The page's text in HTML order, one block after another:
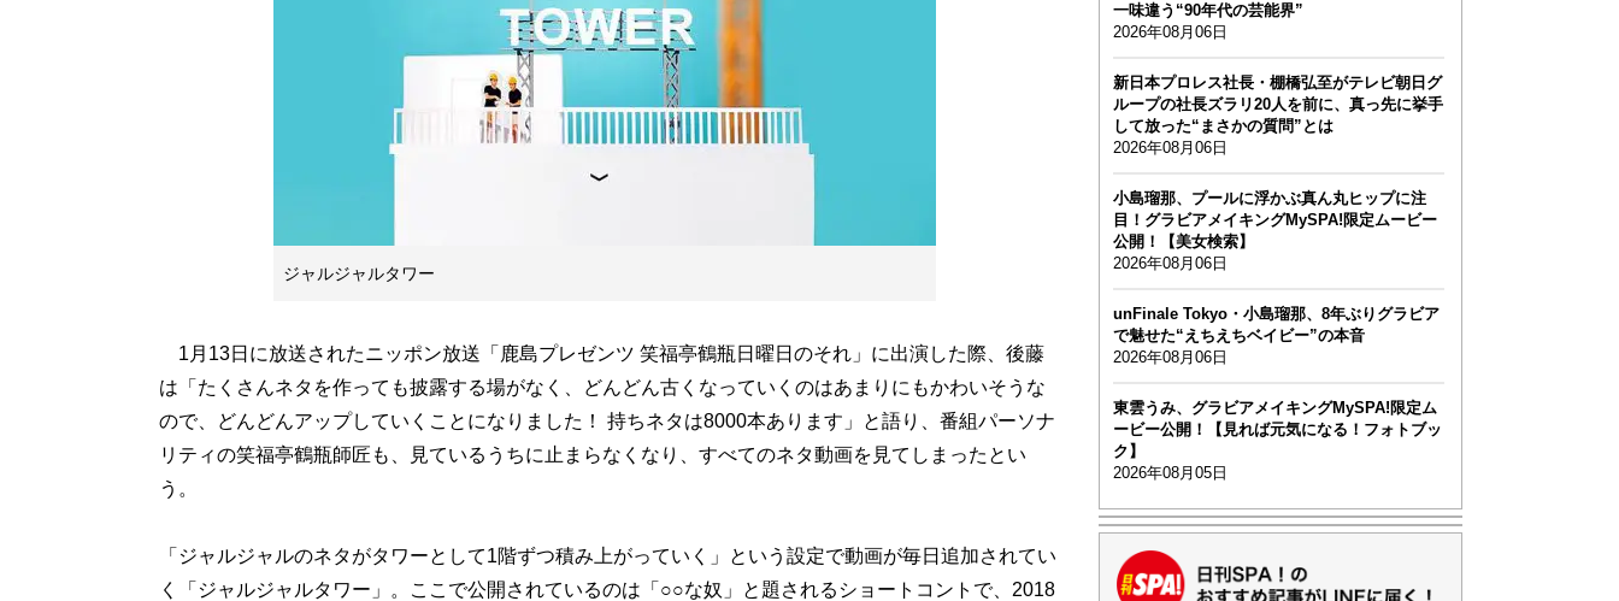
ジャルジャルタワー
1月13日に放送されたニッポン放送「鹿島プレゼンツ 笑福亭鶴瓶日曜日のそれ」に出演した際、後藤
は「たくさんネタを作っても披露する場がなく、どんどん古くなっていくのはあまりにもかわいそうな
ので、どんどんアップしていくことになりました！ 持ちネタは8000本あります」と語り、番組パーソナ
リティの笑福亭鶴瓶師匠も、見ているうちに止まらなくなり、すべてのネタ動画を見てしまったとい
う。
「ジャルジャルのネタがタワーとして1階ずつ積み上がっていく」という設定で動画が毎日追加されてい
く「ジャルジャルタワー」。ここで公開されているのは「○○な奴」と題されるショートコントで、2018
一味違う“90年代の芸能界”
2026年08月06日
新日本プロレス社長・棚橋弘至がテレビ朝日グ
ループの社長ズラリ20人を前に、真っ先に挙手
して放った“まさかの質問”とは
2026年08月06日
小島瑠那、プールに浮かぶ真ん丸ヒップに注
目！グラビアメイキングMySPA!限定ムービー
公開！【美女検索】
2026年08月06日
unFinale Tokyo・小島瑠那、8年ぶりグラビア
で魅せた“えちえちベイビー”の本音
2026年08月06日
東雲うみ、グラビアメイキングMySPA!限定ム
ービー公開！【見れば元気になる！フォトブッ
ク】
2026年08月05日